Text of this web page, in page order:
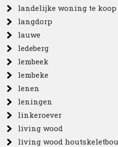
landelijke woning te koop
langdorp
lauwe
ledeberg
lembeek
lembeke
lenen
leningen
linkeroever
living wood
living wood